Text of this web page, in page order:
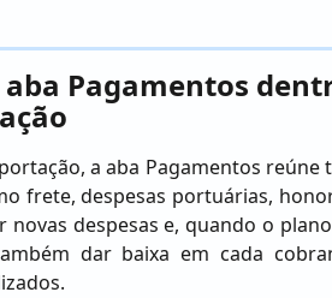
Pagamentos
a aba Pagamentos reúne
frete, despesas portuárias,
novas despesas e, quando o
dar baixa em cada